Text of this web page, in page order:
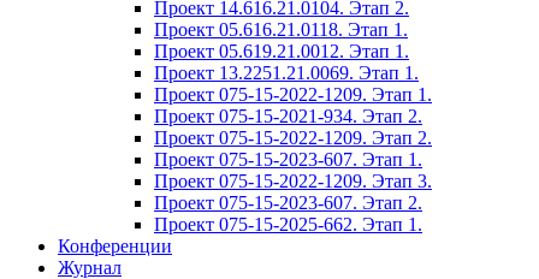
Проект 14.616.21.0104. Этап 2.
Проект 05.616.21.0118. Этап 1.
Проект 05.619.21.0012. Этап 1.
Проект 13.2251.21.0069. Этап 1.
Проект 075-15-2022-1209. Этап 1.
Проект 075-15-2021-934. Этап 2.
Проект 075-15-2022-1209. Этап 2.
Проект 075-15-2023-607. Этап 1.
Проект 075-15-2022-1209. Этап 3.
Проект 075-15-2023-607. Этап 2.
Проект 075-15-2025-662. Этап 1.
Конференции
Журнал